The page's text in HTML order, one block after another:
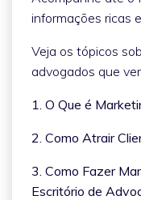
informações ricas
Veja os tópicos
advogados que
1. O Que é
2. Como Atrair
3. Como Fazer
Escritório de